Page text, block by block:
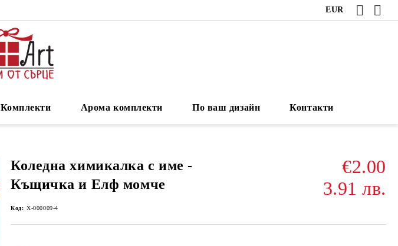
EUR
Комплекти Арома комплекти По ваш дизайн Контакти
Коледна химикалка с име -
Къщичка и Елф момче
€2.00
3.91 лв.
Код: Х-000009-4